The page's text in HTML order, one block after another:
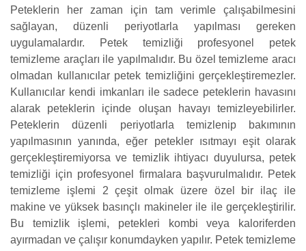
Peteklerin her zaman için tam verimle çalışabilmesini
sağlayan, düzenli periyotlarla yapılması gereken
uygulamalardır. Petek temizliği profesyonel petek
temizleme araçları ile yapılmalıdır. Bu özel temizleme aracı
olmadan kullanıcılar petek temizliğini gerçekleştiremezler.
Kullanıcılar kendi imkanları ile sadece peteklerin havasını
alarak peteklerin içinde oluşan havayı temizleyebilirler.
Peteklerin düzenli periyotlarla temizlenip bakımının
yapılmasının yanında, eğer petekler ısıtmayı eşit olarak
gerçekleştiremiyorsa ve temizlik ihtiyacı duyulursa, petek
temizliği için profesyonel firmalara başvurulmalıdır. Petek
temizleme işlemi 2 çeşit olmak üzere özel bir ilaç ile
makine ve yüksek basınçlı makineler ile ile gerçekleştirilir.
Bu temizlik işlemi, petekleri kombi veya kaloriferden
ayırmadan ve çalışır konumdayken yapılır. Petek temizleme